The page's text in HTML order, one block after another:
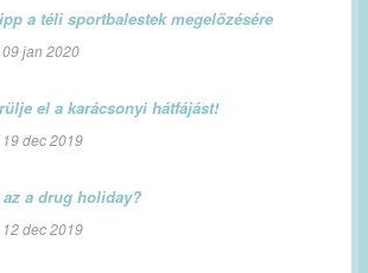
a téli sportbalestek megelőzésére
09 jan 2020
el a karácsonyi hátfájást!
19 dec 2019
a drug holiday?
12 dec 2019